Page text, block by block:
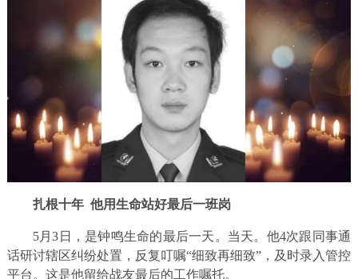
扎根十年 他用生命站好最后一班岗
5月3日，是钟鸣生命的最后一天。当天。他4次跟同事通
话研讨辖区纠纷处置，反复叮嘱“细致再细致”，及时录入管控
平台。这是他留给战友最后的工作嘱托。